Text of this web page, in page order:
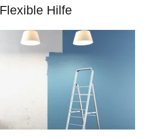
Flexible Hilfe